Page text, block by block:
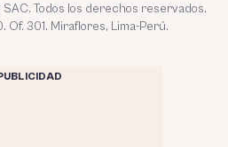
Todos los derechos reservados.
Of. 301. Miraflores, Lima-Perú.